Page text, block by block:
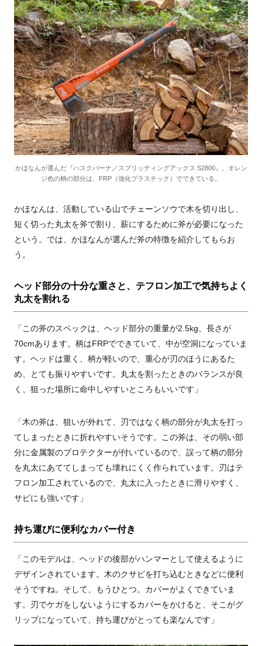
かほなんが選んだ『ハスクバーナ／スプリッティングアックス S2800』。オレン
ジ色の柄の部分は、FRP（強化プラスチック）でできている。
かほなんは、活動している山でチェーンソウで木を切り出し、
短く切った丸太を斧で割り、薪にするために斧が必要になった
という。では、かほなんが選んだ斧の特徴を紹介してもらお
う。
ヘッド部分の十分な重さと、テフロン加工で気持ちよく
丸太を割れる
「この斧のスペックは、ヘッド部分の重量が2.5kg、長さが
70cmあります。柄はFRPでできていて、中が空洞になっていま
す。ヘッドは重く、柄が軽いので、重心が刃のほうにあるた
め、とても振りやすいです。丸太を割ったときのバランスが良
く、狙った場所に命中しやすいところもいいです」
「木の斧は、狙いが外れて、刃ではなく柄の部分が丸太を打っ
てしまったときに折れやすいそうです。この斧は、その弱い部
分に金属製のプロテクターが付いているので、誤って柄の部分
を丸太にあててしまっても壊れにくく作られています。刃はテ
フロン加工されているので、丸太に入ったときに滑りやすく、
サビにも強いです」
持ち運びに便利なカバー付き
「このモデルは、ヘッドの後部がハンマーとして使えるように
デザインされています。木のクサビを打ち込むときなどに便利
そうですね。そして、もうひとつ。カバーがよくできていま
す。刃でケガをしないようにするカバーをかけると、そこがグ
リップになっていて、持ち運びがとっても楽なんです」